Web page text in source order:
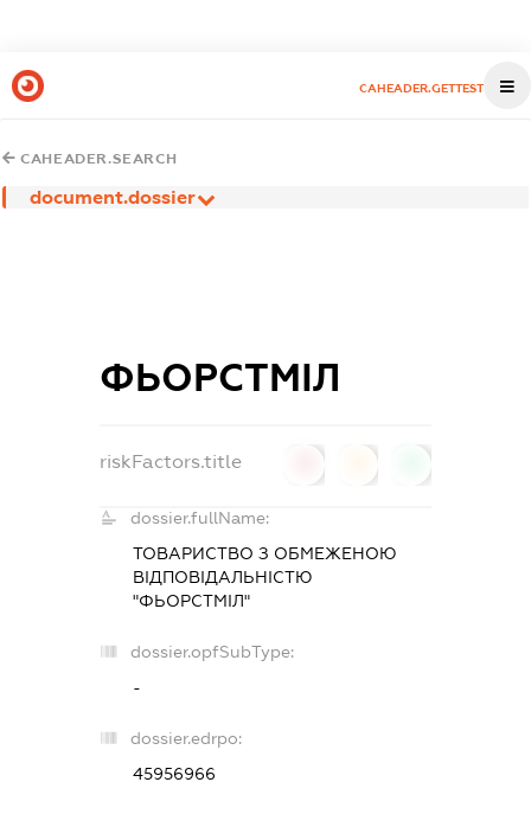
CAHEADER.GETTEST
CAHEADER.SEARCH
document.dossier
ФЬОРСТМІЛ
riskFactors.title
dossier.fullName:
ТОВАРИСТВО З ОБМЕЖЕНОЮ
ВІДПОВІДАЛЬНІСТЮ
"ФЬОРСТМІЛ"
dossier.opfSubType:
-
dossier.edrpo:
45956966